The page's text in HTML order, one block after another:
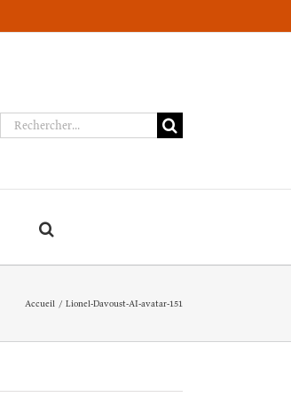
Rechercher:
Accueil Lionel-Davoust-AI-avatar-151